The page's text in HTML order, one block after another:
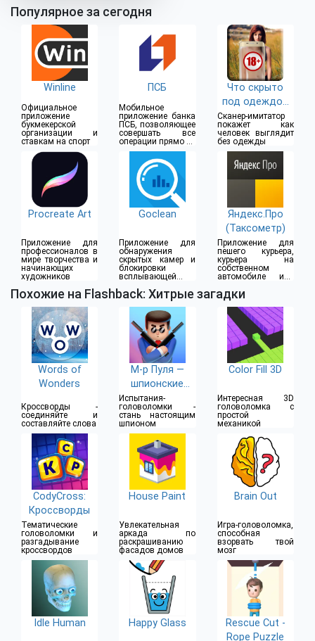
Популярное за сегодня
Winline
Официальное
приложение
букмекерской
организации и
ставкам на спорт
ПСБ
Мобильное
приложение банка
ПСБ, позволяющее
совершать все
операции прямо из
дома
Что скрыто
под одеждой
(18+)
Сканер-имитатор
покажет как
человек выглядит
без одежды
Procreate Art
Приложение для
профессионалов в
мире творчества и
начинающих
художников
Goclean
Приложение для
обнаружения
скрытых камер и
блокировки
всплывающей
Яндекс.Про
(Таксометр)
Приложение для
пешего курьера,
курьера на
собственном
автомобиле или
Похожие на Flashback: Хитрые загадки
Words of
Wonders
Кроссворды -
соединяйте и
составляйте слова
М-р Пуля —
шпионские
задачки
Испытания-
головоломки -
стань настоящим
шпионом
Color Fill 3D
Интересная 3D
головоломка с
простой
механикой
CodyCross:
Кроссворды
Тематические
головоломки и
разгадывание
кроссвордов
House Paint
Увлекательная
аркада по
раскрашиванию
фасадов домов
Brain Out
Игра-головоломка,
способная
взорвать твой
мозг
Idle Human Happy Glass
Rescue Cut -
Rope Puzzle